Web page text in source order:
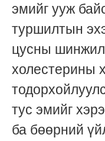
эмийг ууж
туршилтын
цусны
холестерины
тус эмийг
ба бөөрний